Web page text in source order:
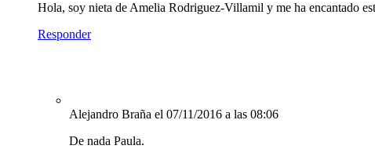
Hola, soy nieta de Amelia Rodriguez-Villamil y me ha encantado
Responder
Alejandro Braña el 07/11/2016 a las 08:06
De nada Paula.